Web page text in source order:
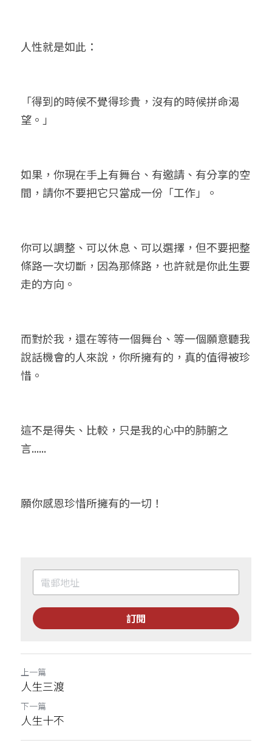
人性就是如此：
「得到的時候不覺得珍貴，沒有的時候拼命渴
望。」
如果，你現在手上有舞台、有邀請、有分享的空
間，請你不要把它只當成一份「工作」。
你可以調整、可以休息、可以選擇，但不要把整
條路一次切斷，因為那條路，也許就是你此生要
走的方向。
而對於我，還在等待一個舞台、等一個願意聽我
說話機會的人來說，你所擁有的，真的值得被珍
惜。
這不是得失、比較，只是我的心中的肺腑之
言......
願你感恩珍惜所擁有的一切！
訂閱
上一篇
人生三渡
下一篇
人生十不